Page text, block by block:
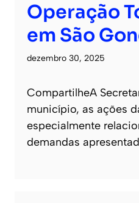
Operação
em São
dezembro 30, 2025
CompartilheA
município, as ações
especialmente
demandas